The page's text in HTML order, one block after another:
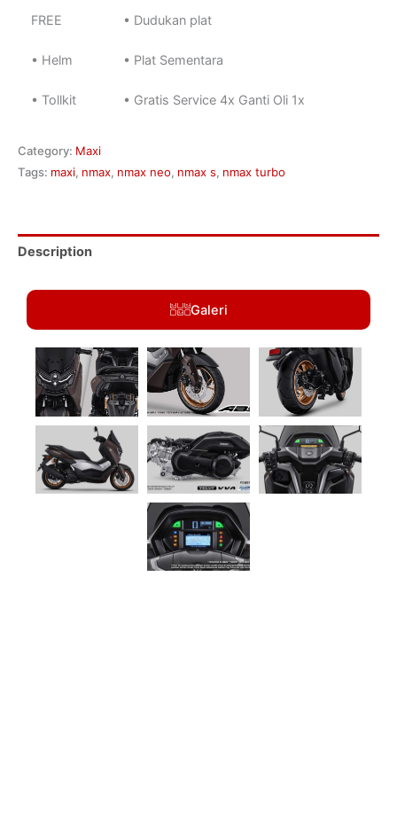
FREE • Dudukan plat
• Helm • Plat Sementara
• Tollkit • Gratis Service 4x Ganti Oli 1x
Category: Maxi
Tags: maxi, nmax, nmax neo, nmax s, nmax turbo
Description
Galeri